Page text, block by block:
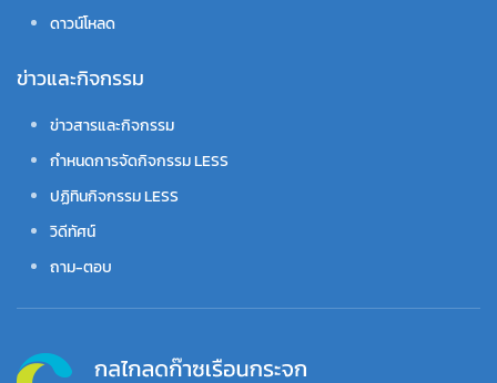
ดาวน์โหลด
ข่าวและกิจกรรม
ข่าวสารและกิจกรรม
กำหนดการจัดกิจกรรม LESS
ปฏิทินกิจกรรม LESS
วิดีทัศน์
ถาม-ตอบ